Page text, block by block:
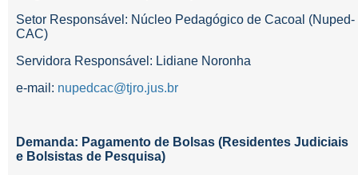
Setor Responsável: Núcleo Pedagógico de Cacoal (Nuped-
CAC)
Servidora Responsável: Lidiane Noronha
e-mail: nupedcac@tjro.jus.br
Demanda: Pagamento de Bolsas (Residentes Judiciais
e Bolsistas de Pesquisa)